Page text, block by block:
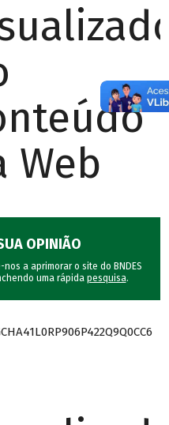
Web
OPINIÃO
nos a aprimorar o site do BNDES
uma rápida pesquisa.